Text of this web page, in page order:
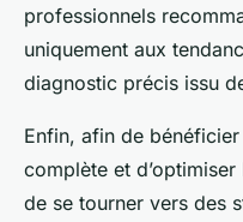
professionnels
uniquement aux
diagnostic précis issu
Enfin, afin de
complète et
de se tourner vers des